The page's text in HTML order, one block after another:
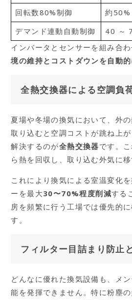
回転数80%制御
約50%
デマンド連動自動制御
40 ～
インバータとセンサーを組み合わ
境の維持とコストダウンを自動
全熱交換器による空調負
夏場や冬場の換気において、外
取り込むと空調コストが跳ね上
解決するのが全熱交換器です。
ら熱を回収し、取り込む外気に移
これにより換気による室温変化
ーを最大30〜70%程度削減する
房を頻繁に行う工場では優先的
す。
フィルター目詰まり防止
どんなに優れた換気設備も、メ
能を発揮できません。特に粉塵